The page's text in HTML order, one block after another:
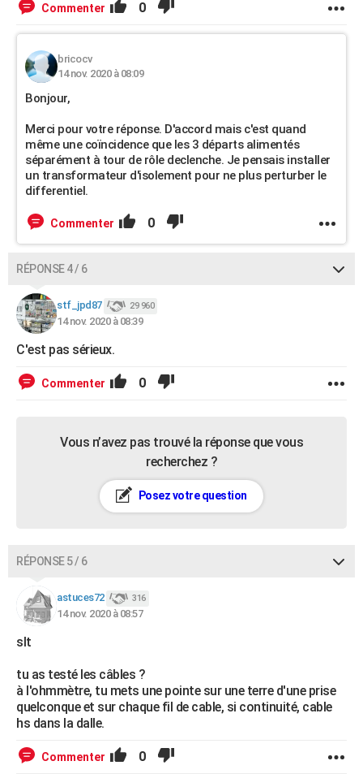
Commenter 0
bricocv
14 nov. 2020 à 08:09
Bonjour,
Merci pour votre réponse. D'accord mais c'est quand
même une coïncidence que les 3 départs alimentés
séparément à tour de rôle declenche. Je pensais installer
un transformateur d'isolement pour ne plus perturber le
differentiel.
Commenter 0
RÉPONSE 4 / 6
stf_jpd87 29 960
14 nov. 2020 à 08:39
C'est pas sérieux.
Commenter 0
Vous n’avez pas trouvé la réponse que vous
recherchez ?
Posez votre question
RÉPONSE 5 / 6
astuces72 316
14 nov. 2020 à 08:57
slt
tu as testé les câbles ?
à l'ohmmètre, tu mets une pointe sur une terre d'une prise
quelconque et sur chaque fil de cable, si continuité, cable
hs dans la dalle.
Commenter 0